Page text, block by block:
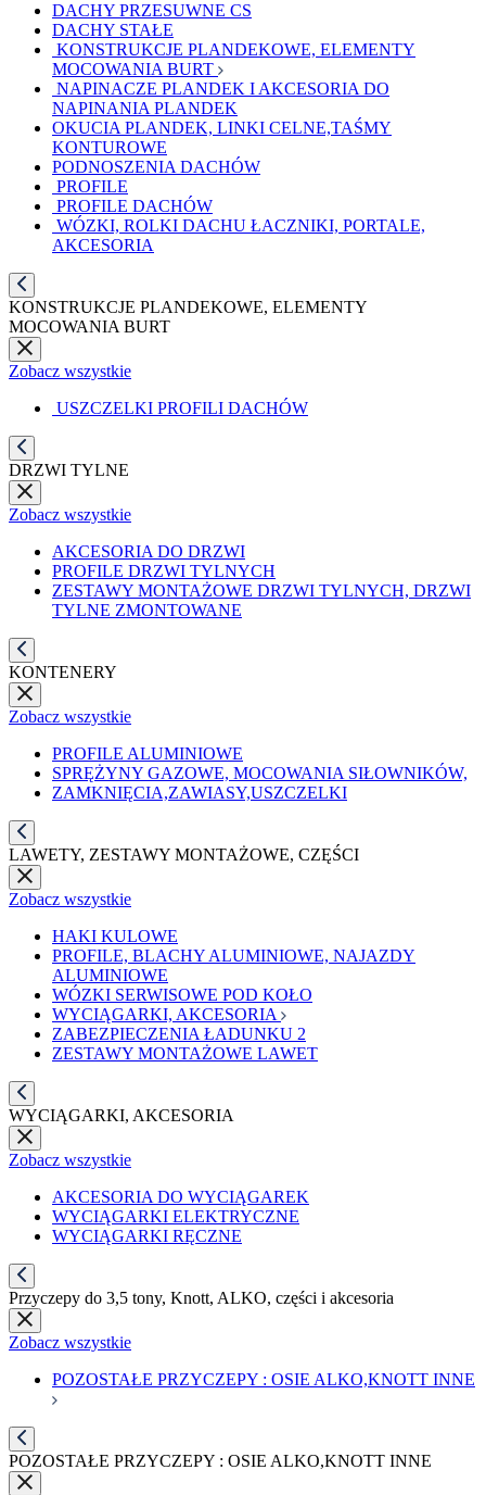
DACHY PRZESUWNE CS
DACHY STAŁE
KONSTRUKCJE PLANDEKOWE, ELEMENTY
MOCOWANIA BURT
NAPINACZE PLANDEK I AKCESORIA DO
NAPINANIA PLANDEK
OKUCIA PLANDEK, LINKI CELNE,TAŚMY
KONTUROWE
PODNOSZENIA DACHÓW
PROFILE
PROFILE DACHÓW
WÓZKI, ROLKI DACHU ŁACZNIKI, PORTALE,
AKCESORIA
KONSTRUKCJE PLANDEKOWE, ELEMENTY
MOCOWANIA BURT
Zobacz wszystkie
USZCZELKI PROFILI DACHÓW
DRZWI TYLNE
Zobacz wszystkie
AKCESORIA DO DRZWI
PROFILE DRZWI TYLNYCH
ZESTAWY MONTAŻOWE DRZWI TYLNYCH, DRZWI
TYLNE ZMONTOWANE
KONTENERY
Zobacz wszystkie
PROFILE ALUMINIOWE
SPRĘŻYNY GAZOWE, MOCOWANIA SIŁOWNIKÓW,
ZAMKNIĘCIA,ZAWIASY,USZCZELKI
LAWETY, ZESTAWY MONTAŻOWE, CZĘŚCI
Zobacz wszystkie
HAKI KULOWE
PROFILE, BLACHY ALUMINIOWE, NAJAZDY
ALUMINIOWE
WÓZKI SERWISOWE POD KOŁO
WYCIĄGARKI, AKCESORIA
ZABEZPIECZENIA ŁADUNKU 2
ZESTAWY MONTAŻOWE LAWET
WYCIĄGARKI, AKCESORIA
Zobacz wszystkie
AKCESORIA DO WYCIĄGAREK
WYCIĄGARKI ELEKTRYCZNE
WYCIĄGARKI RĘCZNE
Przyczepy do 3,5 tony, Knott, ALKO, części i akcesoria
Zobacz wszystkie
POZOSTAŁE PRZYCZEPY : OSIE ALKO,KNOTT INNE
POZOSTAŁE PRZYCZEPY : OSIE ALKO,KNOTT INNE